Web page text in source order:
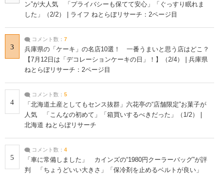
ン”が大人気 「プライバシーも保てて安心」「ぐっすり眠れま
した」（2/2） | ライフ ねとらぼリサーチ：2ページ目
3
コメント数： 7
兵庫県の「ケーキ」の名店10選！ 一番うまいと思う店はどこ？
【7月12日は「デコレーションケーキの日」！】（2/4） | 兵庫県
ねとらぼリサーチ：2ページ目
4
コメント数： 5
「北海道土産としてもセンス抜群」六花亭の“店舗限定”お菓子が
人気 「こんなの初めて」「箱買いするべきだった」（1/2） |
北海道 ねとらぼリサーチ
5
コメント数： 4
「車に常備しました」 カインズの“1980円クーラーバッグ”が評
判 「ちょうどいい大きさ」「保冷剤を止めるベルトが良い」